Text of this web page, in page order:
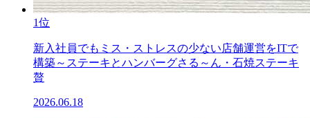
1位
新入社員でもミス・ストレスの少ない店舗運営をITで
構築～ステーキとハンバーグさる～ん・石焼ステーキ
贅
2026.06.18